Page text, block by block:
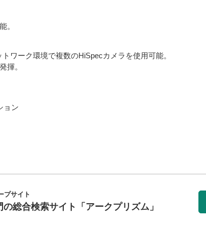
。
ワーク環境で複数のHiSpecカメラを使用可能。
揮。
ョン
プサイト
の総合検索サイト 「アークプリズム」